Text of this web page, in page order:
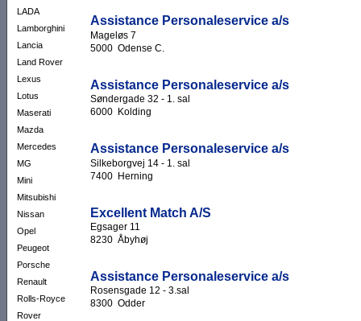
LADA
Lamborghini
Lancia
Land Rover
Lexus
Lotus
Maserati
Mazda
Mercedes
MG
Mini
Mitsubishi
Nissan
Opel
Peugeot
Porsche
Renault
Rolls-Royce
Rover
Assistance Personaleservice a/s
Mageløs 7
5000 Odense C.
Assistance Personaleservice a/s
Søndergade 32 - 1. sal
6000 Kolding
Assistance Personaleservice a/s
Silkeborgvej 14 - 1. sal
7400 Herning
Excellent Match A/S
Egsager 11
8230 Åbyhøj
Assistance Personaleservice a/s
Rosensgade 12 - 3.sal
8300 Odder